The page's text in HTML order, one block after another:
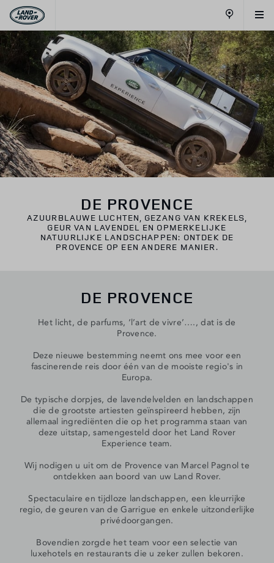
More
DE PROVENCE
AZUURBLAUWE LUCHTEN, GEZANG VAN KREKELS,
GEUR VAN LAVENDEL EN OPMERKELIJKE
NATUURLIJKE LANDSCHAPPEN: ONTDEK DE
PROVENCE OP EEN ANDERE MANIER.
DE PROVENCE
Het licht, de parfums, ‘l’art de vivre’…., dat is de
Provence.
Deze nieuwe bestemming neemt ons mee voor een
fascinerende reis door één van de mooiste regio's in
Europa.
De typische dorpjes, de lavendelvelden en landschappen
die de grootste artiesten geïnspireerd hebben, zijn
allemaal ingrediënten die op het programma staan van
deze uitstap, samengesteld door het Land Rover
Experience team.
Wij nodigen u uit om de Provence van Marcel Pagnol te
ontdekken aan boord van uw Land Rover.
Spectaculaire en tijdloze landschappen, een kleurrijke
regio, de geuren van de Garrigue en enkele uitzonderlijke
privédoorgangen.
Bovendien zorgde het team voor een selectie van
luxehotels en restaurants die u zeker zullen bekoren.